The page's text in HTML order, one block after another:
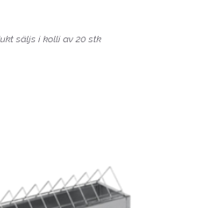
säljs i kolli av 20 stk